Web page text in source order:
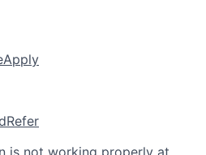
Apply
Refer
is not working properly at